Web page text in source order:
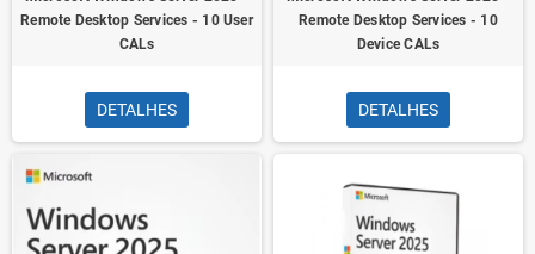
Remote Desktop Services - 10 User
CALs
DETALHES
Remote Desktop Services - 10
Device CALs
DETALHES